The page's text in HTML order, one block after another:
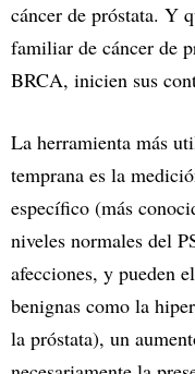
cáncer de próstata. Y
familiar de cáncer de
BRCA, inicien sus
La herramienta más
temprana es la
específico (más
niveles normales del
afecciones, y pueden
benignas como la
la próstata), un